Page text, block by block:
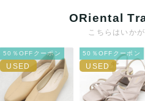
送料：¥1,650 (見込み)
送料
出荷目安：5営業日以内
出荷予定日：なるべく最短で
兵庫県から出荷
ORiental
こちらはいか
50％OFFクーポン 50％OFFクーポン